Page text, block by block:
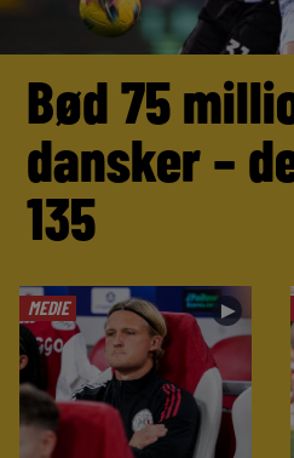
Bød 75
dansker –
135
MEDIE ►